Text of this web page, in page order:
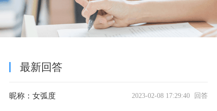
最新回答
昵称：女弧度 2023-02-08 17:29:40 回答